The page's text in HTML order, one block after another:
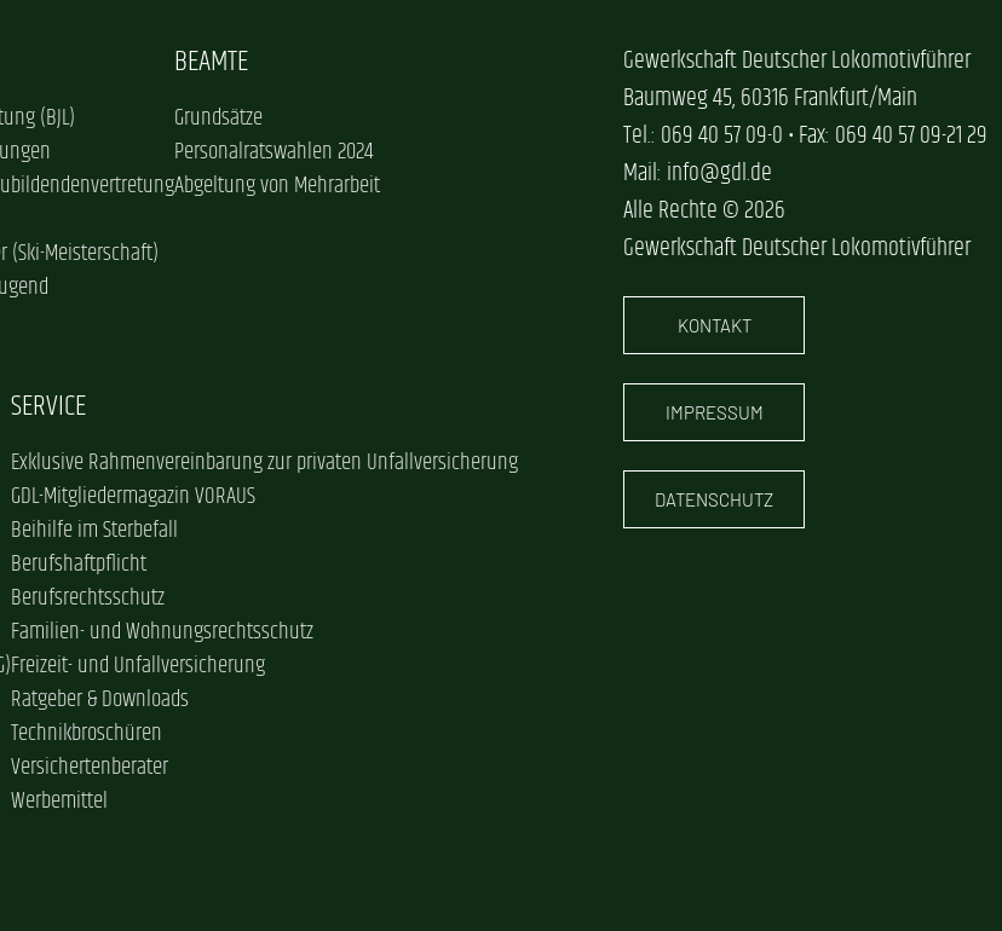
(BJL)
(Ski-Meisterschaft)
BEAMTE
Grundsätze
Personalratswahlen 2024
Abgeltung von Mehrarbeit
SERVICE
Exklusive Rahmenvereinbarung zur privaten Unfallversicherung
GDL-Mitgliedermagazin VORAUS
Beihilfe im Sterbefall
Berufshaftpflicht
Berufsrechtsschutz
Familien- und Wohnungsrechtsschutz
Freizeit- und Unfallversicherung
Ratgeber & Downloads
Technikbroschüren
Versichertenberater
Werbemittel
Gewerkschaft Deutscher Lokomotivführer
Baumweg 45, 60316 Frankfurt/Main
Tel.: 069 40 57 09-0 • Fax: 069 40 57 09-21 29
Mail: info@gdl.de
Alle Rechte © 2026
Gewerkschaft Deutscher Lokomotivführer
KONTAKT
IMPRESSUM
DATENSCHUTZ